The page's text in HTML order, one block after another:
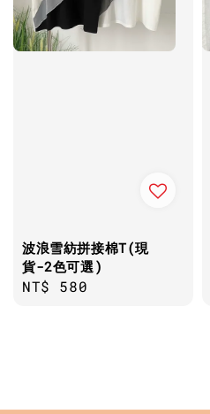
波浪雪紡拼接棉T(現
貨-2色可選)
Regular
NT$ 580